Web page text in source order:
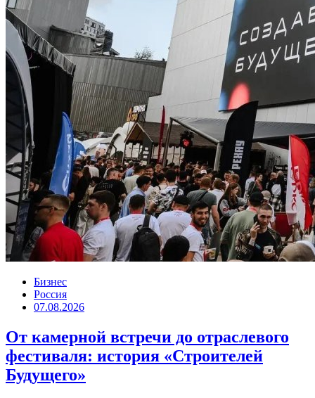
Бизнес
Россия
07.08.2026
От камерной встречи до отраслевого
фестиваля: история «Строителей
Будущего»